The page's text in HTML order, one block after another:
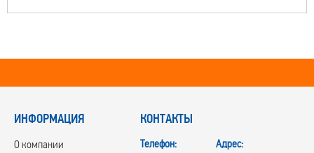
ИНФОРМАЦИЯ
О компании
КОНТАКТЫ
Телефон:
Адрес: